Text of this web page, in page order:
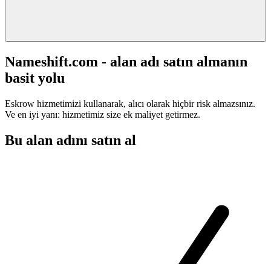
Nameshift.com - alan adı satın almanın
basit yolu
Eskrow hizmetimizi kullanarak, alıcı olarak hiçbir risk almazsınız.
Ve en iyi yanı: hizmetimiz size ek maliyet getirmez.
Bu alan adını satın al